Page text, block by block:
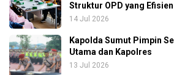
Struktur OPD yang Efisien
14 Jul 2026
Kapolda Sumut Pimpin
Utama dan Kapolres
13 Jul 2026